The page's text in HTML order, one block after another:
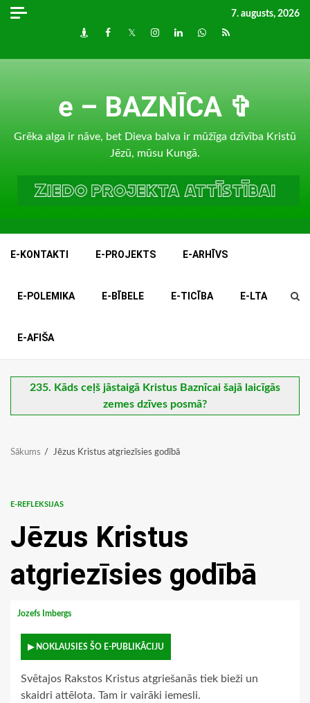
Skip
7. augusts, 2026
DraugiemFacebook
TwitterInstagram
LinkedInwhatsapp
RSS
e – BAZNĪCA ✞
Grēka alga ir nāve, bet Dieva balva ir mūžīga dzīvība Kristū
Jēzū, mūsu Kungā.
E-KONTAKTI E-PROJEKTS E-ARHĪVS
E-POLEMIKA E-BĪBELE E-TICĪBA E-LTA
E-AFIŠA
235. Kāds ceļš jāstaigā Kristus Baznīcai šajā laicīgās
zemes dzīves posmā?
Sākums Jēzus Kristus atgriezīsies godībā
E-REFLEKSIJAS
Jēzus Kristus
atgriezīsies godībā
Jozefs Imbergs
▶ NOKLAUSIES ŠO E-PUBLIKĀCIJU
Svētajos Rakstos Kristus atgriešanās tiek bieži un
skaidri attēlota. Tam ir vairāki iemesli.